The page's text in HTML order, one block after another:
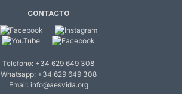
CONTACTO
Telefono: +34 629 649 308
Whatsapp: +34 629 649 308
Email: info@aesvida.org